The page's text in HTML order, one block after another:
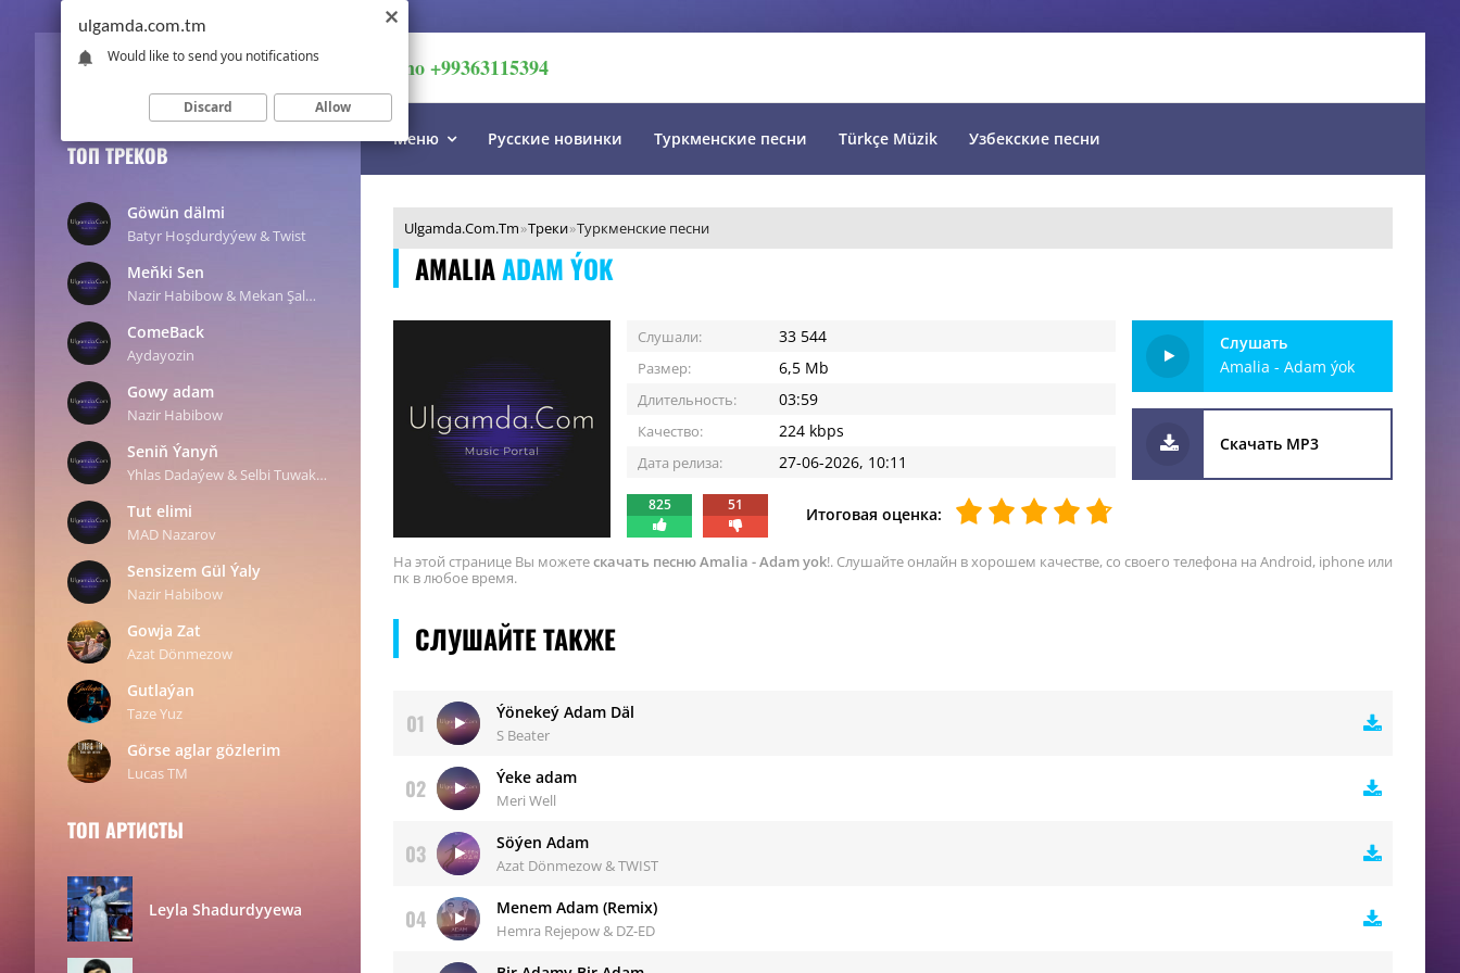
ТОП ТРЕКОВ
Göwün dälmi
Batyr Hoşdurdyýew & Twist
Meňki Sen
Nazir Habibow & Mekan Şalmedow
ComeBack
Aydayozin
Gowy adam
Nazir Habibow
Seniň Ýanyň
Yhlas Dadaýew & Selbi Tuwakgylyjowa
Tut elimi
MAD Nazarov
Sensizem Gül Ýaly
Nazir Habibow
Gowja Zat
Azat Dönmezow
Gutlaýan
Taze Yuz
Görse aglar gözlerim
Lucas TM
ТОП АРТИСТЫ
Leyla Shadurdyyewa
imo +99363115394
Меню Русские новинки Туркменские песни Türkçe Müzik Узбекские песни
Ulgamda.Com.Tm»Треки»Туркменские песни
AMALIAADAM ÝOK
Слушали: 33 544
Размер: 6,5 Mb
Длительность: 03:59
Качество: 224 kbps
Дата релиза: 27-06-2026, 10:11
825 51 Итоговая оценка:
Слушать
Amalia - Adam ýok
Скачать MP3
На этой странице Вы можетескачать песню Amalia - Adam yok!. Слушайте онлайн в хорошем качестве, со своего телефона на Android, iphone или
пк в любое время.
СЛУШАЙТЕ ТАКЖЕ
01 Ýönekeý Adam Däl
S Beater
02 Ýeke adam
Meri Well
03 Söýen Adam
Azat Dönmezow & TWIST
04 Menem Adam (Remix)
Hemra Rejepow & DZ-ED
ulgamda.com.tm
Would like to send you notifications
Discard Allow